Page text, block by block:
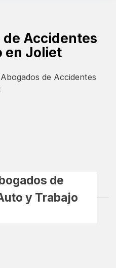
de Accidentes
en Joliet
de Accidentes
de
y Trabajo